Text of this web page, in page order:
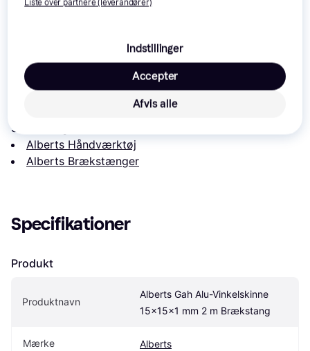
1500mm Brækstang
Læs om produktet
Laveste pris for
Alberts Gah Alu-Vinkelskinne
15x15x1 mm 2 m Brækstang er -. Det er den bedste
Sammenlign:
Alberts Håndværktøj
Alberts Brækstænger
Specifikationer
Produkt
Produktnavn
Alberts Gah Alu-Vinkelskinne
15x15x1 mm 2 m Brækstang
Mærke Alberts
Liste over partnere (leverandører)
Indstillinger
Afvis alle
Accepter